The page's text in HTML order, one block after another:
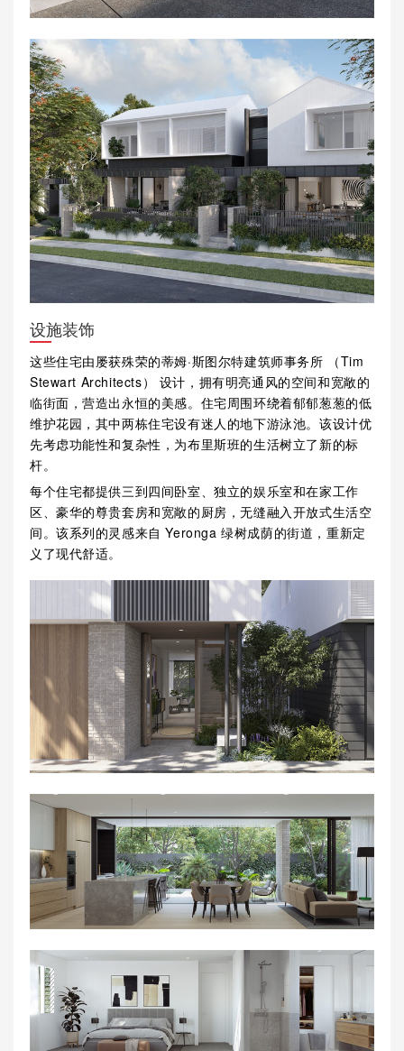
设施装饰
这些住宅由屡获殊荣的蒂姆·斯图尔特建筑师事务所 （Tim
Stewart Architects） 设计，拥有明亮通风的空间和宽敞的
临街面，营造出永恒的美感。住宅周围环绕着郁郁葱葱的低
维护花园，其中两栋住宅设有迷人的地下游泳池。该设计优
先考虑功能性和复杂性，为布里斯班的生活树立了新的标
杆。
每个住宅都提供三到四间卧室、独立的娱乐室和在家工作
区、豪华的尊贵套房和宽敞的厨房，无缝融入开放式生活空
间。该系列的灵感来自 Yeronga 绿树成荫的街道，重新定
义了现代舒适。